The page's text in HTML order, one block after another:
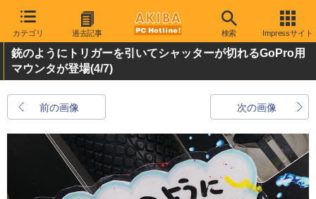
カテゴリ 過去記事 検索 Impressサイト
銃のようにトリガーを引いてシャッターが切れるGoPro用
マウンタが登場(4/7)
前の画像 次の画像